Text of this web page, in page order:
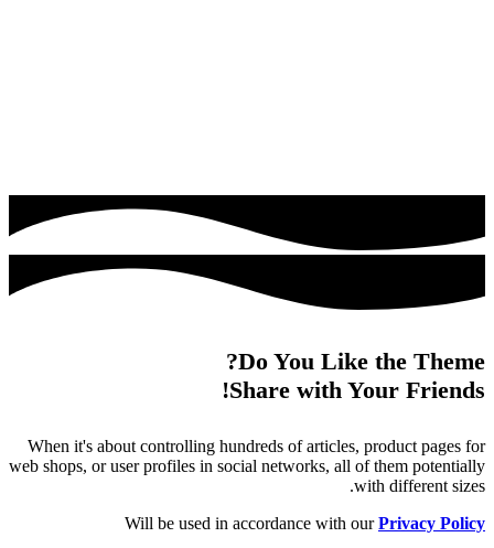
Do You Like the Theme?
Share with Your Friends!
When it's about controlling hundreds of articles, product pages for
web shops, or user profiles in social networks, all of them potentially
with different sizes.
Will be used in accordance with ourPrivacy Policy